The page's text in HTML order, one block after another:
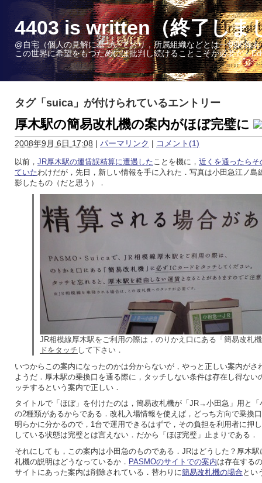
4403 is written（終了しま
@自宅（個人の見解に基づいており，所属組織などとは一切関係
この世界に希望をもつためには批判し続けることこそが必要だ -
タグ「suica」が付けられているエントリー
厚木駅の簡易改札機の案内がほぼ完璧に
2008年9月 6日 17:08 | パーマリンク | コメント(1)
以前， JR厚木駅の運賃誤精算に遭遇したことを機に， 近くを通ったら
ていたわけだが，先日，新しい情報を手に入れた．写真は小田急江ノ島
影したもの（だと思う）．
JR相模線厚木駅をご利用の際は，のりかえ口にある「簡易改札
ドをタッチ して下さい．
いつからこの案内になったのかは分からないが，やっと正しい案内がさ
ようだ．厚木駅の乗換口を通る際に，タッチしない条件は存在し得ない
ッチするという案内で正しい．
タイトルで「ほぼ」を付けたのは，簡易改札機が「JR→小田急」用と
の2種類があるからである．改札入場情報を使えば，どっち方向で乗換
明らかに分かるので，1台で運用できるはずで，その負担を利用者に押
している状態は完璧とは言えない．だから「ほぼ完璧」止まりである．
それにしても，この案内は小田急のものである．JRはどうした？厚木
札機の説明はどうなっているか． PASMOのサイトでの案内は存在する
サイトにあった案内は削除されている．替わりに簡易改札機の場合とい